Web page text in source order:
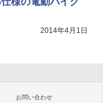
2014年4月1日
お問い合わせ